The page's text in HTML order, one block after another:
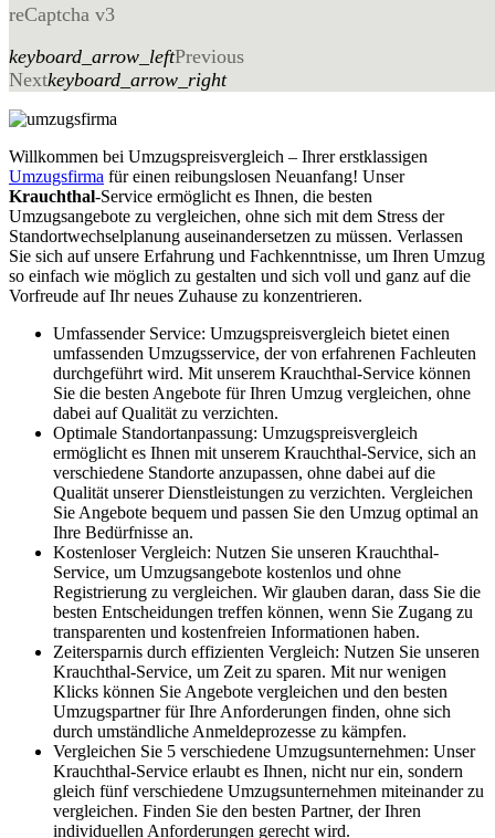
reCaptcha v3
keyboard_arrow_leftPrevious
Nextkeyboard_arrow_right
Willkommen bei Umzugspreisvergleich – Ihrer erstklassigen
Umzugsfirma für einen reibungslosen Neuanfang! Unser
Krauchthal-Service ermöglicht es Ihnen, die besten
Umzugsangebote zu vergleichen, ohne sich mit dem Stress der
Standortwechselplanung auseinandersetzen zu müssen. Verlassen
Sie sich auf unsere Erfahrung und Fachkenntnisse, um Ihren Umzug
so einfach wie möglich zu gestalten und sich voll und ganz auf die
Vorfreude auf Ihr neues Zuhause zu konzentrieren.
Umfassender Service: Umzugspreisvergleich bietet einen
umfassenden Umzugsservice, der von erfahrenen Fachleuten
durchgeführt wird. Mit unserem Krauchthal-Service können
Sie die besten Angebote für Ihren Umzug vergleichen, ohne
dabei auf Qualität zu verzichten.
Optimale Standortanpassung: Umzugspreisvergleich
ermöglicht es Ihnen mit unserem Krauchthal-Service, sich an
verschiedene Standorte anzupassen, ohne dabei auf die
Qualität unserer Dienstleistungen zu verzichten. Vergleichen
Sie Angebote bequem und passen Sie den Umzug optimal an
Ihre Bedürfnisse an.
Kostenloser Vergleich: Nutzen Sie unseren Krauchthal-
Service, um Umzugsangebote kostenlos und ohne
Registrierung zu vergleichen. Wir glauben daran, dass Sie die
besten Entscheidungen treffen können, wenn Sie Zugang zu
transparenten und kostenfreien Informationen haben.
Zeitersparnis durch effizienten Vergleich: Nutzen Sie unseren
Krauchthal-Service, um Zeit zu sparen. Mit nur wenigen
Klicks können Sie Angebote vergleichen und den besten
Umzugspartner für Ihre Anforderungen finden, ohne sich
durch umständliche Anmeldeprozesse zu kämpfen.
Vergleichen Sie 5 verschiedene Umzugsunternehmen: Unser
Krauchthal-Service erlaubt es Ihnen, nicht nur ein, sondern
gleich fünf verschiedene Umzugsunternehmen miteinander zu
vergleichen. Finden Sie den besten Partner, der Ihren
individuellen Anforderungen gerecht wird.